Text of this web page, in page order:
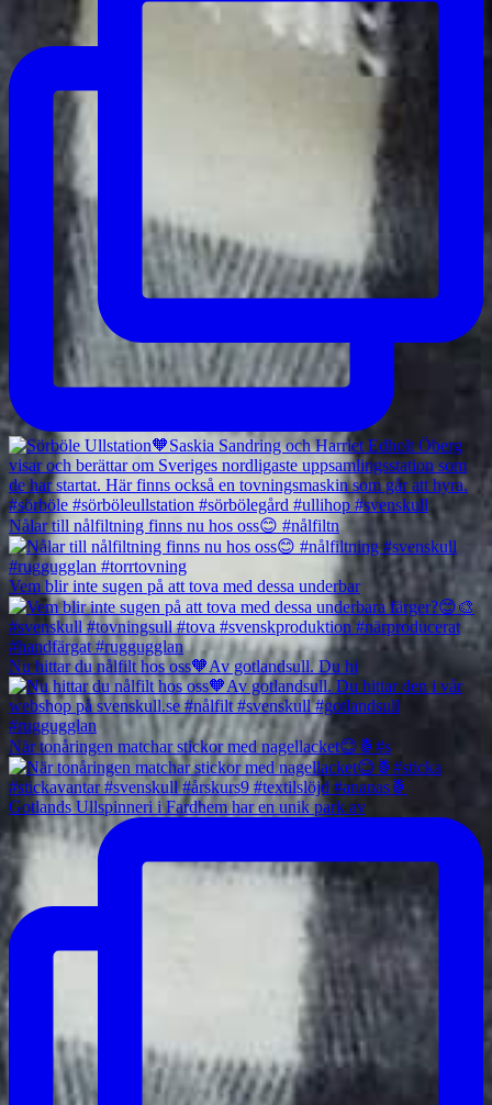
Nålar till nålfiltning finns nu hos oss😊 #nålfiltn
Vem blir inte sugen på att tova med dessa underbar
Nu hittar du nålfilt hos oss🧡Av gotlandsull. Du hi
När tonåringen matchar stickor med nagellacket😊🍍#s
Gotlands Ullspinneri i Fardhem har en unik park av